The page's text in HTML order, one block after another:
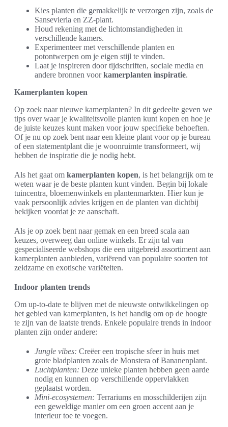
Kies planten die gemakkelijk te verzorgen zijn, zoals de
Sansevieria en ZZ-plant.
Houd rekening met de lichtomstandigheden in
verschillende kamers.
Experimenteer met verschillende planten en
potontwerpen om je eigen stijl te vinden.
Laat je inspireren door tijdschriften, sociale media en
andere bronnen voorkamerplanten inspiratie.
Kamerplanten kopen
Op zoek naar nieuwe kamerplanten? In dit gedeelte geven we
tips over waar je kwaliteitsvolle planten kunt kopen en hoe je
de juiste keuzes kunt maken voor jouw specifieke behoeften.
Of je nu op zoek bent naar een kleine plant voor op je bureau
of een statementplant die je woonruimte transformeert, wij
hebben de inspiratie die je nodig hebt.
Als het gaat om kamerplanten kopen, is het belangrijk om te
weten waar je de beste planten kunt vinden. Begin bij lokale
tuincentra, bloemenwinkels en plantenmarkten. Hier kun je
vaak persoonlijk advies krijgen en de planten van dichtbij
bekijken voordat je ze aanschaft.
Als je op zoek bent naar gemak en een breed scala aan
keuzes, overweeg dan online winkels. Er zijn tal van
gespecialiseerde webshops die een uitgebreid assortiment aan
kamerplanten aanbieden, variërend van populaire soorten tot
zeldzame en exotische variëteiten.
Indoor planten trends
Om up-to-date te blijven met de nieuwste ontwikkelingen op
het gebied van kamerplanten, is het handig om op de hoogte
te zijn van de laatste trends. Enkele populaire trends in indoor
planten zijn onder andere:
Jungle vibes: Creëer een tropische sfeer in huis met
grote bladplanten zoals de Monstera of Bananenplant.
Luchtplanten: Deze unieke planten hebben geen aarde
nodig en kunnen op verschillende oppervlakken
geplaatst worden.
Mini-ecosystemen: Terrariums en mosschilderijen zijn
een geweldige manier om een groen accent aan je
interieur toe te voegen.